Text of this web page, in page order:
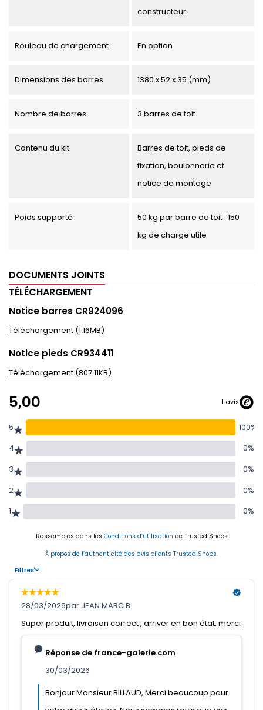
constructeur
Rouleau de chargement En option
Dimensions des barres 1380 x 52 x 35 (mm)
Nombre de barres 3 barres de toit
Contenu du kit
Barres de toit, pieds de
fixation, boulonnerie et
notice de montage
Poids supporté
50 kg par barre de toit : 150
kg de charge utile
DOCUMENTS JOINTS
TÉLÉCHARGEMENT
Notice barres CR924096
Téléchargement (1.16MB)
Notice pieds CR934411
Téléchargement (807.11KB)